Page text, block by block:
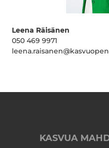
Leena Räisänen
050 469 9971
KASVUA